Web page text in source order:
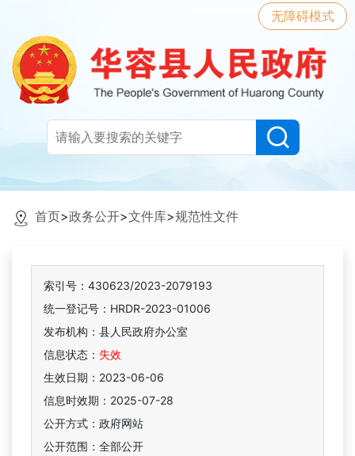
无障碍模式
首页>政务公开>文件库>规范性文件
索引号：430623/2023-2079193
统一登记号：HRDR-2023-01006
发布机构：县人民政府办公室
信息状态： 失效
生效日期：2023-06-06
信息时效期： 2025-07-28
公开方式：政府网站
公开范围：全部公开